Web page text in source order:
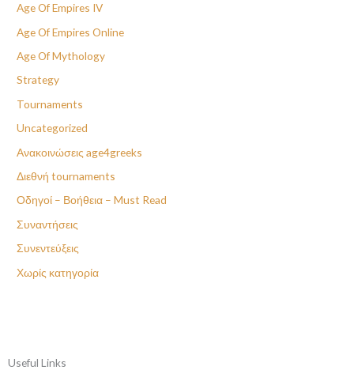
Age Of Empires IV
Age Of Empires Online
Age Of Mythology
Strategy
Tournaments
Uncategorized
Ανακοινώσεις age4greeks
Διεθνή tournaments
Οδηγοί – Βοήθεια – Must Read
Συναντήσεις
Συνεντεύξεις
Χωρίς κατηγορία
Useful Links